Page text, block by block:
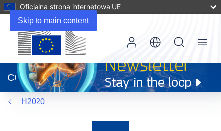
Skip to main content
Oficjalna strona internetowa UE
otworzy
się
w
nowym
oknie)
CORDIS
Menu
H2020